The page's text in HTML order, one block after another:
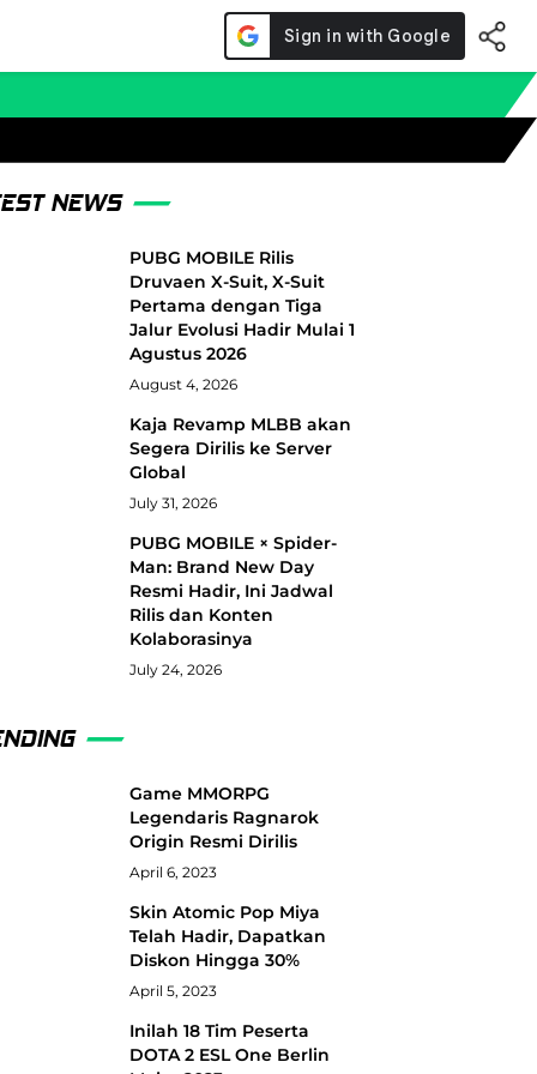
NEWS
PUBG MOBILE Rilis
Druvaen X-Suit, X-Suit
Pertama dengan Tiga
Jalur Evolusi Hadir Mulai 1
Agustus 2026
August 4, 2026
Kaja Revamp MLBB akan
Segera Dirilis ke Server
Global
July 31, 2026
PUBG MOBILE × Spider-
Man: Brand New Day
Resmi Hadir, Ini Jadwal
Rilis dan Konten
Kolaborasinya
July 24, 2026
Game MMORPG
Legendaris Ragnarok
Origin Resmi Dirilis
April 6, 2023
Skin Atomic Pop Miya
Telah Hadir, Dapatkan
Diskon Hingga 30%
April 5, 2023
Inilah 18 Tim Peserta
DOTA 2 ESL One Berlin